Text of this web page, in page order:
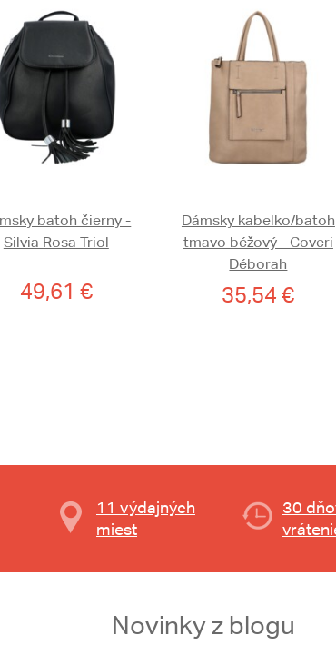
batoh čierny -
Silvia Rosa Triol
49,61 €
Dámsky kabelko/batoh
tmavo béžový - Coveri
Déborah
35,54 €
11 výdajných
miest
30
Novinky z blogu